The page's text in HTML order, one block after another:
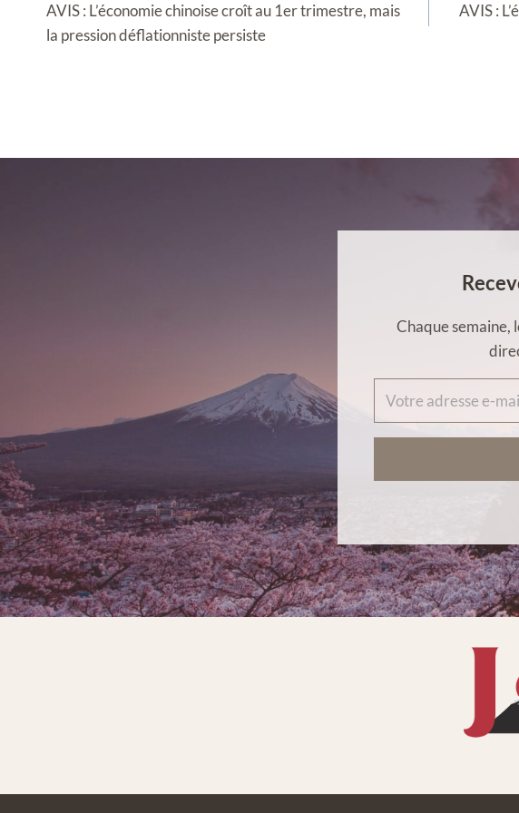
l’article
AVIS : L’économie chinoise croît au 1er trimestre, mais
la pression déflationniste persiste
AVIS :
Chaque semaine,